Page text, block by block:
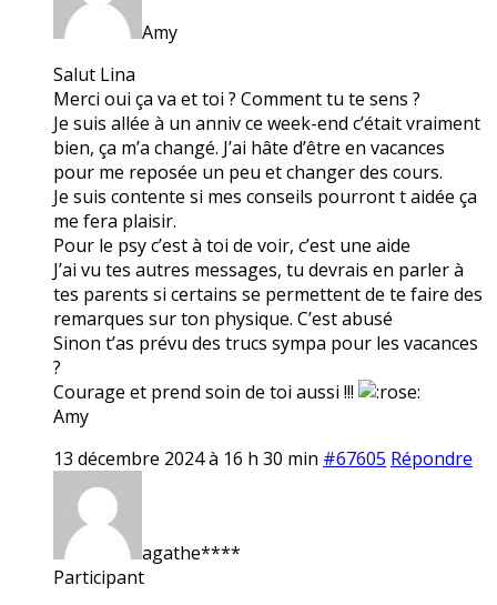
Amy
Salut Lina
Merci oui ça va et toi ? Comment tu te sens ?
Je suis allée à un anniv ce week-end c’était vraiment
bien, ça m’a changé. J’ai hâte d’être en vacances
pour me reposée un peu et changer des cours.
Je suis contente si mes conseils pourront t aidée ça
me fera plaisir.
Pour le psy c’est à toi de voir, c’est une aide
J’ai vu tes autres messages, tu devrais en parler à
tes parents si certains se permettent de te faire des
remarques sur ton physique. C’est abusé
Sinon t’as prévu des trucs sympa pour les vacances
?
Courage et prend soin de toi aussi !!!
Amy
13 décembre 2024 à 16 h 30 min #67605 Répondre
agathe****
Participant